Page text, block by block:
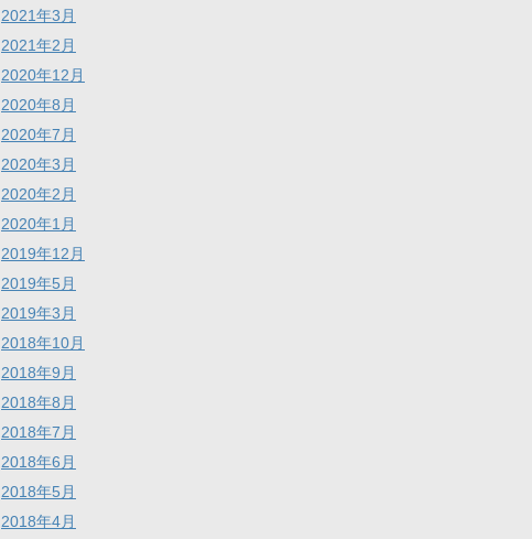
2021年3月
2021年2月
2020年12月
2020年8月
2020年7月
2020年3月
2020年2月
2020年1月
2019年12月
2019年5月
2019年3月
2018年10月
2018年9月
2018年8月
2018年7月
2018年6月
2018年5月
2018年4月